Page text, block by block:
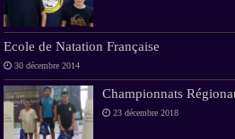
Ecole de Natation Française
30 décembre 2014
Championnats
23 décembre 2018